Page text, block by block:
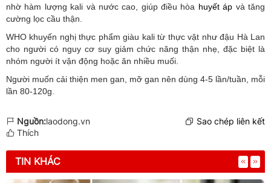
nhờ hàm lượng kali và nước cao, giúp điều hòa huyết áp và tăng
cường lọc cầu thận.
WHO khuyến nghị thực phẩm giàu kali từ thực vật như đậu Hà Lan
cho người có nguy cơ suy giảm chức năng thận nhẹ, đặc biệt là
nhóm người ít vận động hoặc ăn nhiều muối.
Người muốn cải thiện men gan, mỡ gan nên dùng 4-5 lần/tuần, mỗi
lần 80-120g.
Nguồn:laodong.vn
Sao chép liên kết
Thích
TIN KHÁC